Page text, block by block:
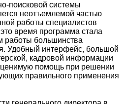
поисковой системы
неотъемлемой частью
работы специалистов
время программа стала
работы большинства
Удобный интерфейс, большой
кадровой информации
помощь при решении
правильного применения